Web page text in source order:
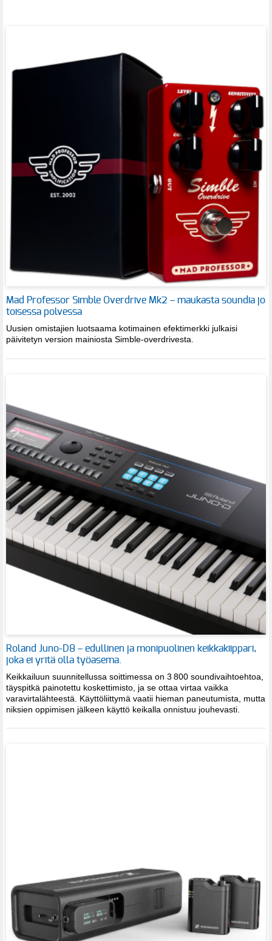
Mad Professor Simble Overdrive Mk2 – maukasta soundia jo
toisessa polvessa
Uusien omistajien luotsaama kotimainen efektimerkki julkaisi
päivitetyn version mainiosta Simble-overdrivesta.
Roland Juno-D8 – edullinen ja monipuolinen keikkakiippari,
joka ei yritä olla työasema.
Keikkailuun suunnitellussa soittimessa on 3 800 soundivaihtoehtoa,
täyspitkä painotettu koskettimisto, ja se ottaa virtaa vaikka
varavirtalähteestä. Käyttöliittymä vaatii hieman paneutumista, mutta
niksien oppimisen jälkeen käyttö keikalla onnistuu jouhevasti.